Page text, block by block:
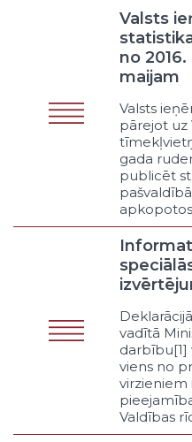
Budžeta
Klienta
Noteiktai
general
Katram
Cita
Latvijas
ES vārdā
Sodīšana
Valsts
no
maijam
Valsts
pārejot uz
gada
publicēt
apkopotos
vadītā
darbību[1]
viens no
virzieniem
Valdības